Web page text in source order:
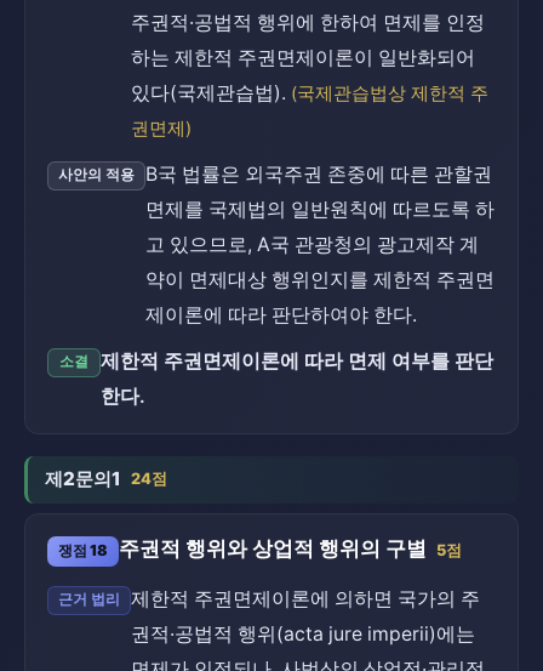
주권적·공법적 행위에 한하여 면제를 인정
하는 제한적 주권면제이론이 일반화되어
있다(국제관습법). (국제관습법상 제한적 주
권면제)
사안의 적용
B국 법률은 외국주권 존중에 따른 관할권
면제를 국제법의 일반원칙에 따르도록 하
고 있으므로, A국 관광청의 광고제작 계
약이 면제대상 행위인지를 제한적 주권면
제이론에 따라 판단하여야 한다.
소결
제한적 주권면제이론에 따라 면제 여부를 판단
한다.
제2문의1 24점
쟁점 18 주권적 행위와 상업적 행위의 구별 5점
근거 법리
제한적 주권면제이론에 의하면 국가의 주
권적·공법적 행위(acta jure imperii)에는